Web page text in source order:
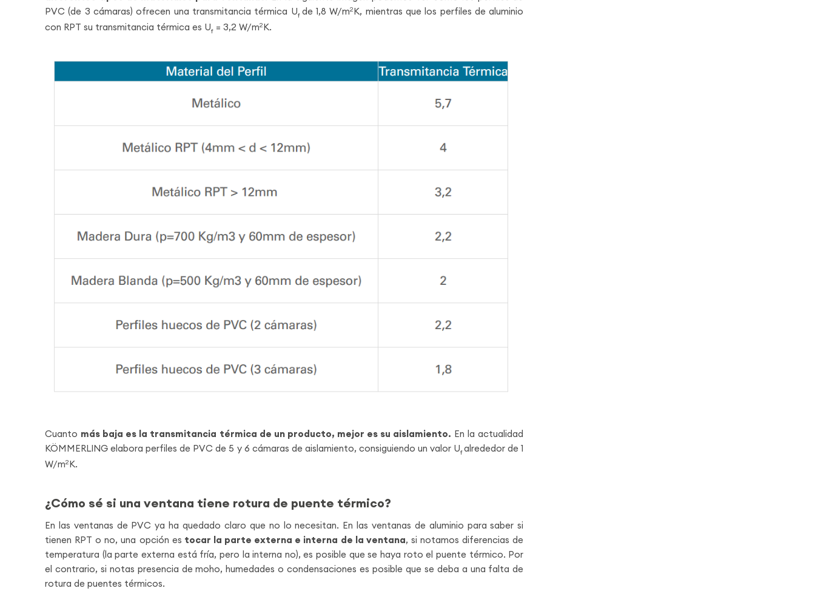
PVC (de 3 cámaras) ofrecen una transmitancia térmica Uf de 1,8 W/m2K, mientras que los perfiles de aluminio
con RPT su transmitancia térmica es Uf = 3,2 W/m2K.
Cuanto más baja es la transmitancia térmica de un producto, mejor es su aislamiento. En la actualidad
KÖMMERLING elabora perfiles de PVC de 5 y 6 cámaras de aislamiento, consiguiendo un valor Ufalrededor de 1
W/m2K.
¿Cómo sé si una ventana tiene rotura de puente térmico?
En las ventanas de PVC ya ha quedado claro que no lo necesitan. En las ventanas de aluminio para saber si
tienen RPT o no, una opción es tocar la parte externa e interna de la ventana, si notamos diferencias de
temperatura (la parte externa está fría, pero la interna no), es posible que se haya roto el puente térmico. Por
el contrario, si notas presencia de moho, humedades o condensaciones es posible que se deba a una falta de
rotura de puentes térmicos.